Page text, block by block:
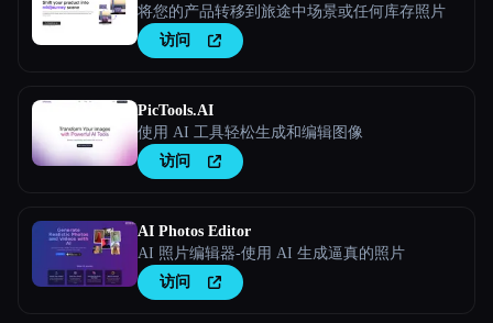
将您的产品转移到旅途中场景或任何库存照片
访问
PicTools.AI
使用 AI 工具轻松生成和编辑图像
访问
AI Photos Editor
AI 照片编辑器-使用 AI 生成逼真的照片
访问